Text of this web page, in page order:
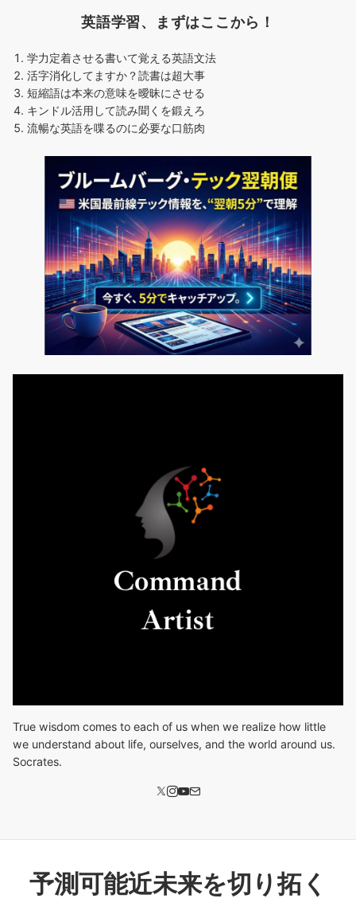
英語学習、まずはここから！
学力定着させる書いて覚える英語文法
活字消化してますか？読書は超大事
短縮語は本来の意味を曖昧にさせる
キンドル活用して読み聞くを鍛えろ
流暢な英語を喋るのに必要な口筋肉
True wisdom comes to each of us when we realize how little
we understand about life, ourselves, and the world around us.
Socrates.
予測可能近未来を切り拓く